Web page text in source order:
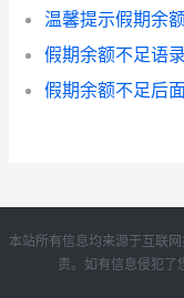
温馨提示假期余
假期余额不足语
假期余额不足后
本站所有信息均来源于互联
责。如有信息侵犯了